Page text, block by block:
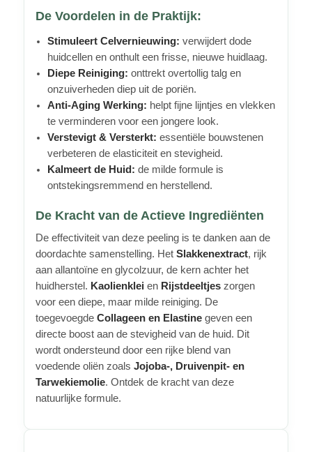
De Voordelen in de Praktijk:
Stimuleert Celvernieuwing: verwijdert dode
huidcellen en onthult een frisse, nieuwe huidlaag.
Diepe Reiniging: onttrekt overtollig talg en
onzuiverheden diep uit de poriën.
Anti-Aging Werking: helpt fijne lijntjes en vlekken
te verminderen voor een jongere look.
Verstevigt & Versterkt: essentiële bouwstenen
verbeteren de elasticiteit en stevigheid.
Kalmeert de Huid: de milde formule is
ontstekingsremmend en herstellend.
De Kracht van de Actieve Ingrediënten
De effectiviteit van deze peeling is te danken aan de
doordachte samenstelling. Het Slakkenextract, rijk
aan allantoïne en glycolzuur, de kern achter het
huidherstel. Kaolienklei en Rijstdeeltjes zorgen
voor een diepe, maar milde reiniging. De
toegevoegde Collageen en Elastine geven een
directe boost aan de stevigheid van de huid. Dit
wordt ondersteund door een rijke blend van
voedende oliën zoals Jojoba-, Druivenpit- en
Tarwekiemolie. Ontdek de kracht van deze
natuurlijke formule.